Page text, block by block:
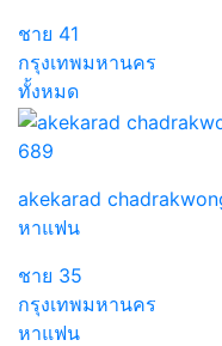
ชาย 41
กรุงเทพมหานคร
ทั้งหมด
689
akekarad
หาแฟน
ชาย 35
กรุงเทพมหานคร
หาแฟน